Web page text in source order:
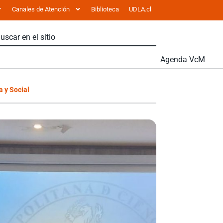
Canales de Atención Biblioteca UDLA.cl
Agenda VcM
y Social